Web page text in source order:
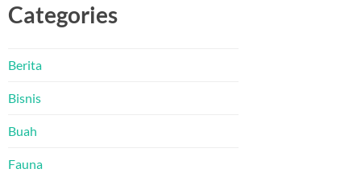
Categories
Berita
Bisnis
Buah
Fauna